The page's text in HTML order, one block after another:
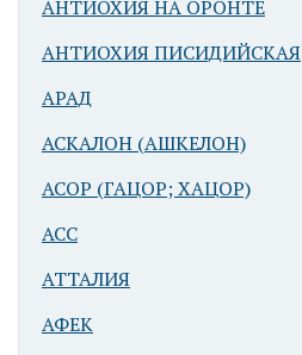
dolorosa
АНТИОХИЯ НА ОРОНТЕ
АНТИОХИЯ ПИСИДИЙСКАЯ
АРАД
АСКАЛОН (АШКЕЛОН)
АСОР (ГАЦОР; ХАЦОР)
АСС
АТТАЛИЯ
АФЕК